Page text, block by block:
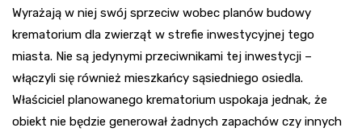
Wyrażają w niej swój sprzeciw wobec planów budowy
krematorium dla zwierząt w strefie inwestycyjnej tego
miasta. Nie są jedynymi przeciwnikami tej inwestycji –
włączyli się również mieszkańcy sąsiedniego osiedla.
Właściciel planowanego krematorium uspokaja jednak, że
obiekt nie będzie generował żadnych zapachów czy innych